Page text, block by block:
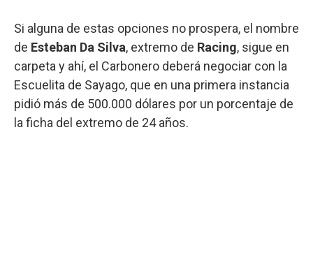
Si alguna de estas opciones no prospera, el nombre
de Esteban Da Silva, extremo de Racing, sigue en
carpeta y ahí, el Carbonero deberá negociar con la
Escuelita de Sayago, que en una primera instancia
pidió más de 500.000 dólares por un porcentaje de
la ficha del extremo de 24 años.